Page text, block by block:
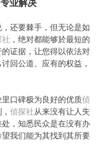
专业解决
，还要棘手，但无论是如
社 ，绝对都能够於最短的
证据，让您得以依法对
回公道、应有的权益，
口碑极为良好的优质侦
，侦探社从来没有让人失
，知悉民众是在没有办
我们能为其找到其所要